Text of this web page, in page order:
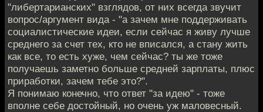
"либертарианских" взглядов, от них всегда звучит
вопрос/аргумент вида - "а зачем мне поддерживать
социалистические идеи, если сейчас я живу лучше
среднего за счет тех, кто не вписался, а стану жить
как все, то есть хуже, чем сейчас? ты же тоже
получаешь заметно больше средней зарплаты, плюс
приработки, зачем тебе это?".
Я понимаю конечно, что ответ "за идею" - тоже
вполне себе достойный, но очень уж маловесный.